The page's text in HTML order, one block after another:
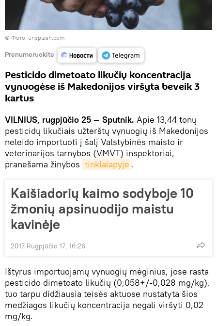
© Фото: unsplash.com
Prenumeruokite
Pesticido dimetoato likučių koncentracija
vynuogėse iš Makedonijos viršyta beveik 3
kartus
VILNIUS, rugpjūčio 25 — Sputnik. Apie 13,44 tonų
pesticidų likučiais užterštų vynuogių iš Makedonijos
neleido importuoti į šalį Valstybinės maisto ir
veterinarijos tarnybos (VMVT) inspektoriai,
pranešama žinybos tinklalapyje .
Kaišiadorių kaimo sodyboje 10
žmonių apsinuodijo maistu
kavinėje
2017 Rugpjūčio 17, 16:26
Ištyrus importuojamų vynuogių mėginius, jose rasta
pesticido dimetoato likučių (0,058+/-0,028 mg/kg),
tuo tarpu didžiausia teisės aktuose nustatyta šios
medžiagos likučių koncentracija negali viršyti 0,02
mg/kg.